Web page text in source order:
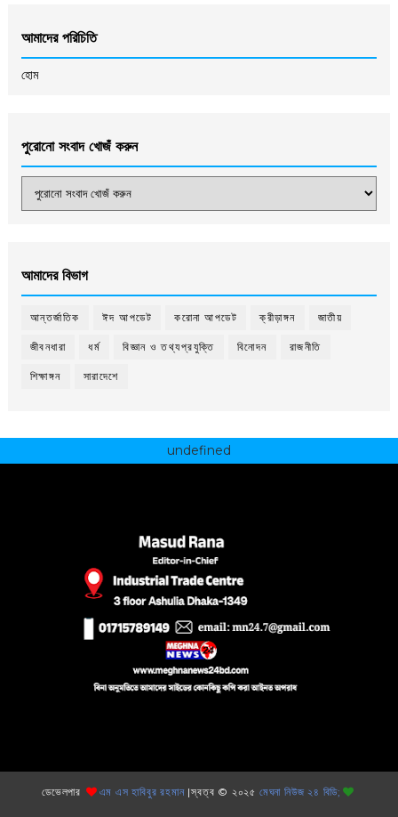
আমাদের পরিচিতি
হোম
পুরোনো সংবাদ খোজঁ করুন
আমাদের বিভাগ
আন্তর্জাতিক ঈদ আপডেট করোনা আপডেট ক্রীড়াঙ্গন জাতীয়
জীবনধারা ধর্ম বিজ্ঞান ও তথ্যপ্রযুক্তি বিনোদন রাজনীতি
শিক্ষাঙ্গন সারাদেশে
undefined
ডেভেলপার এম এস হাবিবুর রহমান|স্বত্ব © ২০২৫ মেঘনা নিউজ ২৪ বিডি;